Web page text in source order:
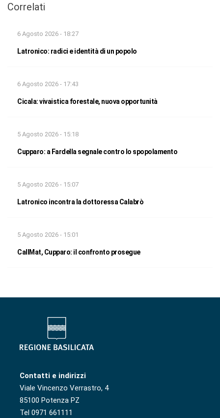
Correlati
6 Agosto 2026 - 18:27
Latronico: radici e identità di un popolo
6 Agosto 2026 - 17:43
Cicala: vivaistica forestale, nuova opportunità
5 Agosto 2026 - 15:18
Cupparo: a Fardella segnale contro lo spopolamento
5 Agosto 2026 - 15:07
Latronico incontra la dottoressa Calabrò
5 Agosto 2026 - 15:01
CallMat, Cupparo: il confronto prosegue
Contatti e indirizzi
Viale Vincenzo Verrastro, 4
85100 Potenza PZ
Tel 0971 661111